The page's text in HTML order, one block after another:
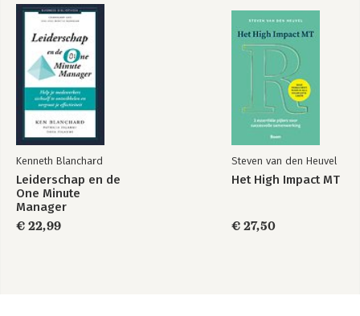
Kenneth Blanchard
Leiderschap en de
One Minute
Manager
€ 22,99
Steven van den Heuvel
Het High Impact MT
€ 27,50